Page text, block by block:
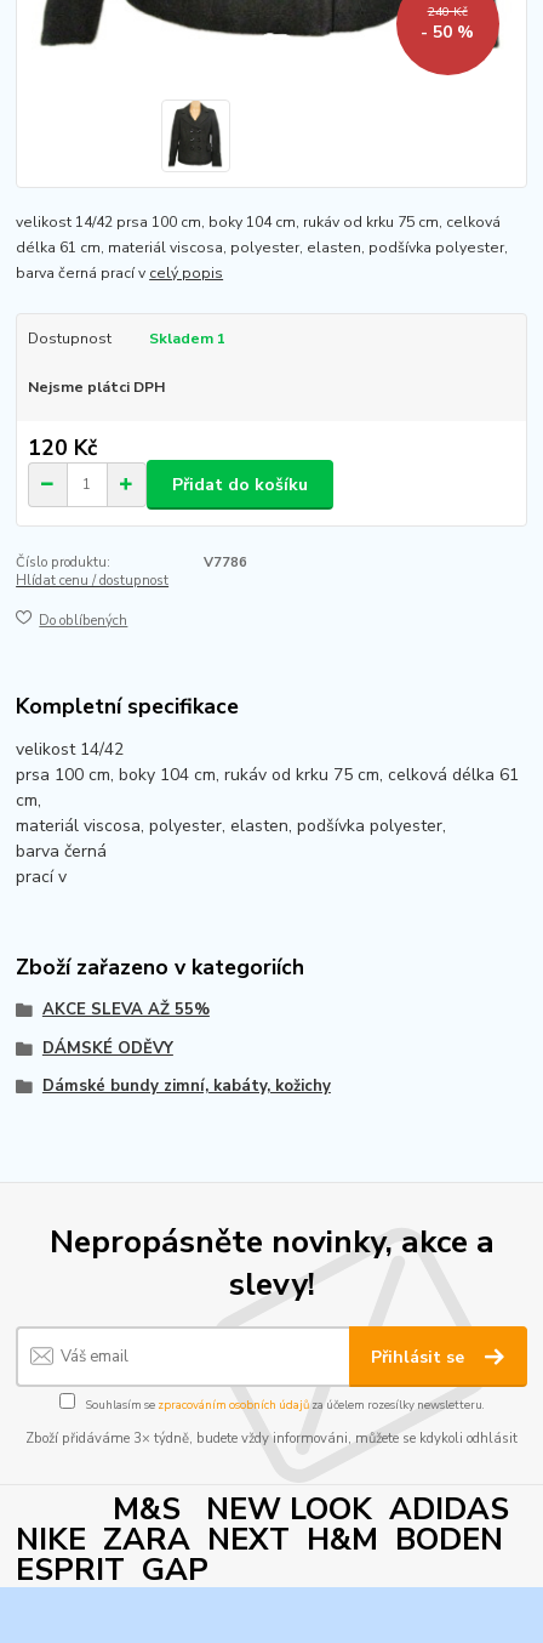
240 Kč
- 50 %
velikost 14/42 prsa 100 cm, boky 104 cm, rukáv od krku 75 cm, celková
délka 61 cm, materiál viscosa, polyester, elasten, podšívka polyester,
barva černá prací v celý popis
Dostupnost Skladem 1
Nejsme plátci DPH
120 Kč
Přidat do košíku
Číslo produktu:
V7786
Hlídat cenu / dostupnost
Do oblíbených
Kompletní specifikace
velikost 14/42
prsa 100 cm, boky 104 cm, rukáv od krku 75 cm, celková délka 61
cm,
materiál viscosa, polyester, elasten, podšívka polyester,
barva černá
prací v
Zboží zařazeno v kategoriích
AKCE SLEVA AŽ 55%
DÁMSKÉ ODĚVY
Dámské bundy zimní, kabáty, kožichy
Nepropásněte novinky, akce a
slevy!
Přihlásit se
Souhlasím se zpracováním osobních údajůza účelem rozesílky newsletteru.
Zboží přidáváme 3× týdně, budete vždy informováni, můžete se kdykoli odhlásit
M&S NEW LOOK ADIDAS
NIKE ZARA NEXT H&M BODEN
ESPRIT GAP